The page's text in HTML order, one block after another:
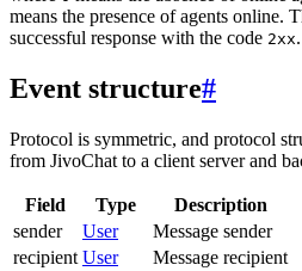
means the presence of agents online.
successful response with the code 2xx.
Event structure#
Protocol is symmetric, and protocol
from JivoChat to a client server and
Field Type
Description
sender
User
Message sender
recipient User
Message recipient